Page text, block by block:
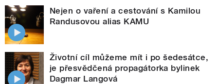
Nejen o vaření a cestování s Kamilou
Randusovou alias KAMU
Životní cíl můžeme mít i po šedesátce,
je přesvědčená propagátorka bylinek
Dagmar Langová